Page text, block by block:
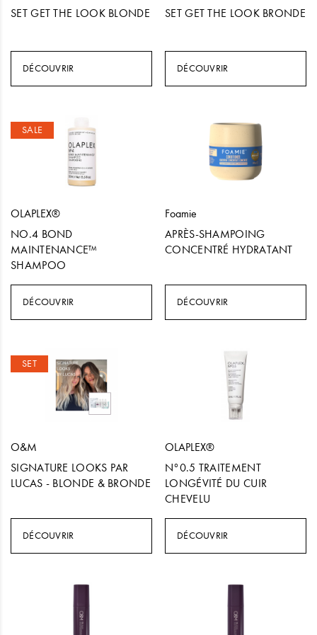
SET GET THE LOOK BLONDE
DÉCOUVRIR
SET GET THE LOOK BRONDE
DÉCOUVRIR
SALE
OLAPLEX®
NO.4 BOND
MAINTENANCE™
SHAMPOO
DÉCOUVRIR
Foamie
APRÈS-SHAMPOING
CONCENTRÉ HYDRATANT
DÉCOUVRIR
SET
O&M
SIGNATURE LOOKS PAR
LUCAS - BLONDE & BRONDE
DÉCOUVRIR
OLAPLEX®
N°0.5 TRAITEMENT
LONGÉVITÉ DU CUIR
CHEVELU
DÉCOUVRIR